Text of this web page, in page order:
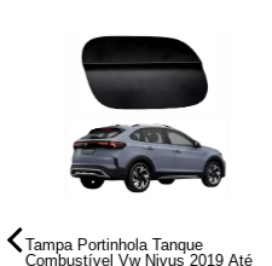
Tampa Portinhola Tanque
Combustível Vw Nivus 2019 Até